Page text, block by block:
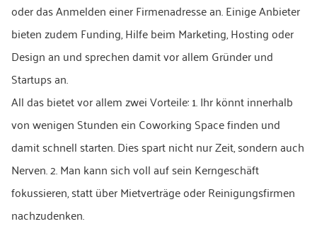
oder das Anmelden einer Firmenadresse an. Einige Anbieter
bieten zudem Funding, Hilfe beim Marketing, Hosting oder
Design an und sprechen damit vor allem Gründer und
Startups an.
All das bietet vor allem zwei Vorteile: 1. Ihr könnt innerhalb
von wenigen Stunden ein Coworking Space finden und
damit schnell starten. Dies spart nicht nur Zeit, sondern auch
Nerven. 2. Man kann sich voll auf sein Kerngeschäft
fokussieren, statt über Mietverträge oder Reinigungsfirmen
nachzudenken.